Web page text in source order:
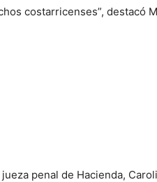
costarricenses”, destacó
penal de Hacienda,